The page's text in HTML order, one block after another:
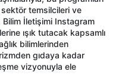
sektör temsilcileri ve
İletişimi Instagram
ışık tutacak kapsamlı
bilimlerinden
gıdaya kadar
vizyonuyla ele